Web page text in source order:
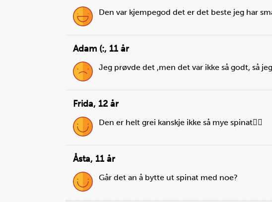
Den var kjempegod det er det beste jeg har
Adam (:, 11 år
Jeg prøvde det ,men det var ikke så godt, så
Frida, 12 år
Den er helt grei kanskje ikke så mye spinat👌🏻
Åsta, 11 år
Går det an å bytte ut spinat med noe?